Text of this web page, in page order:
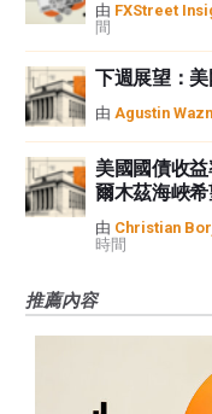
由 FXStreet
間
下週展望：
由 Agustin
美國國債收
爾木茲海峽
由 Christian
時間
推薦內容